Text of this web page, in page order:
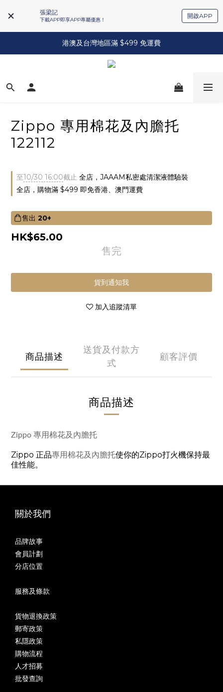
張梁記
下載APP即享APP專屬優惠！
開啟APP
港澳及台灣地區滿 $499 免運費
Zippo 專用棉花及內膽托
122112
至10/30 16:00截止 全店，JAAAM私密處清潔液體驗裝
全店，購物滿 $499 即免香港、澳門運費
售出 20+
HK$65.00
售完
貨到通知我
加入追蹤清單
商品描述
送貨及付款方
式
顧客評價
商品描述
Zippo 專用棉花及內膽托
Zippo 正品專用棉花及內膽托使你的Zippo打火機保持最
佳性能。
關於我們
品牌故事
會員計劃
分店位置
服務及條款
貨物退換政策
郵寄政策
私隱政策
購物流程
人才招募
批發查詢